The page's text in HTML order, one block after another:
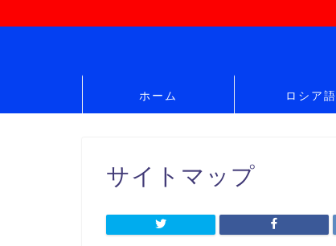
ホーム ロシア語
サイトマップ